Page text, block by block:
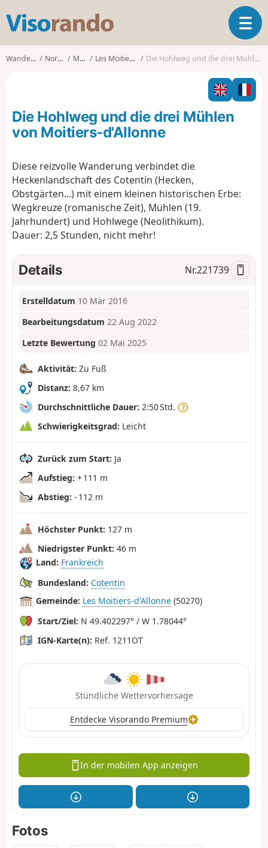
s
o
o
T
o
g
l
n
Wanderungen Normandie Manche Les Moitiers-d'Allonne Die Hohlweg und die drei Mühlen von Moitiers-d'Allonne
Die Hohlweg und die drei Mühlen
von Moitiers-d'Allonne
Diese reizvolle Wanderung verbindet die
Heckenlandschaft des Cotentin (Hecken,
Obstgärten...) mit einem kleinen historischen Erbe:
Wegkreuze (romanische Zeit), Mühlen (19.
Jahrhundert) und Hohlwege (Neolithikum).
Dauer: 2,5 Stunden, nicht mehr!
Details Nr.221739
Erstelldatum 10 Mär 2016
Bearbeitungsdatum 22 Aug 2022
Letzte Bewertung 02 Mai 2025
Aktivität: Zu Fuß
Distanz: 8,67 km
Durchschnittliche Dauer: 2:50 Std.
Schwierigkeitsgrad: Leicht
Zurück zum Start: Ja
Aufstieg: + 111 m
Abstieg: - 112 m
Höchster Punkt: 127 m
Niedrigster Punkt: 46 m
Land: Frankreich
Bundesland: Cotentin
Gemeinde: Les Moitiers-d'Allonne (50270)
Start/Ziel: N 49.402297° / W 1.78044°
IGN-Karte(n): Ref. 1211OT
Stündliche Wettervorhersage
Entdecke Visorando Premium
In der mobilen App anzeigen
Fotos